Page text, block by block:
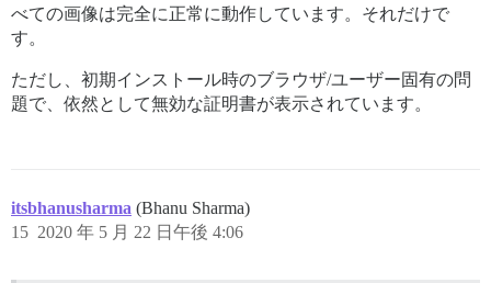
べての画像は完全に正常に動作しています。それだけで
す。
ただし、初期インストール時のブラウザ/ユーザー固有の問
題で、依然として無効な証明書が表示されています。
itsbhanusharma (Bhanu Sharma)
2020 年 5 月 22 日午後 4:06
15